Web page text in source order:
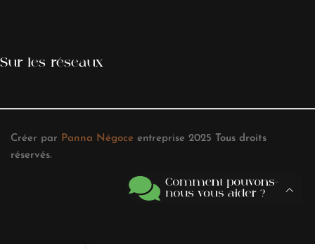
Sur les réseaux
Créer par Panna Négoce entreprise 2025 Tous droits
réservés.